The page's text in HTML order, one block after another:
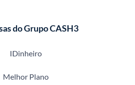
do Grupo CASH3
IDinheiro
Melhor Plano